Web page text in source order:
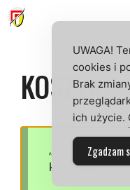
Przejdź
do
KOSZYK
„Kroniki
koszyka.
UWAGA!
cookies i
Brak
ich użycie.
Zgadzam